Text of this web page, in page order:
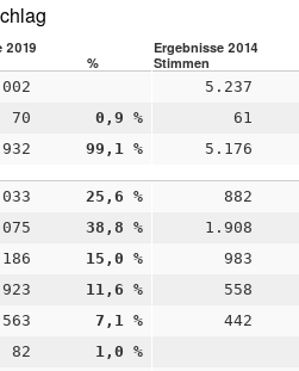
2019 Ergebnisse 2014
% Stimmen
5.237
70 0,9 % 61
99,1 % 5.176
25,6 % 882
38,8 % 1.908
15,0 % 983
923 11,6 % 558
563 7,1 % 442
82 1,0 %